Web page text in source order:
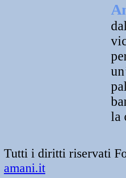
la
Tutti i diritti riservati
amani.it